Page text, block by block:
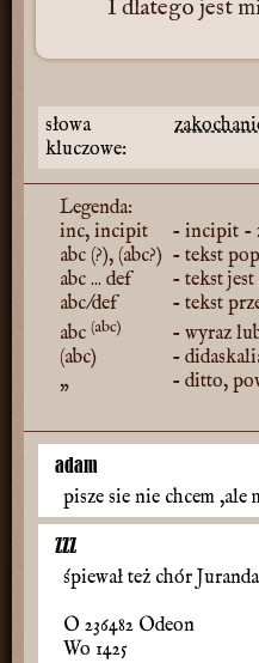
I dlatego jest
słowa
kluczowe:
Legenda:
inc, incipit
- incipit -
abc (?), (abc?) - tekst
abc ... def
- tekst
abc/def
- tekst
abc (abc)
- wyraz
(abc)
-
„
- ditto,
adam
pisze sie nie chcem
ZZZ
śpiewał też chór Juranda
O 236482 Odeon
Wo 1425